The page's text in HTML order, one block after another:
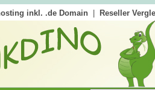
inkl. .de Domain Reseller